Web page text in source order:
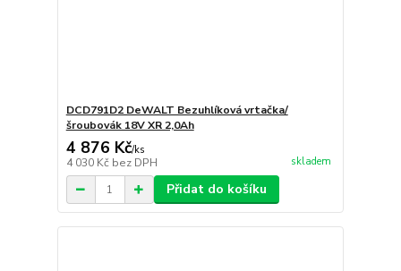
DCD791D2 DeWALT Bezuhlíková vrtačka/
šroubovák 18V XR 2,0Ah
4 876 Kč/ks
4 030 Kč bez DPH skladem
Přidat do košíku